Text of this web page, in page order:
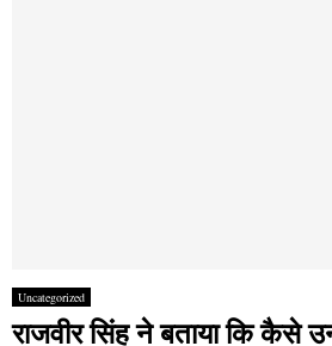
Uncategorized
राजवीर सिंह ने बताया कि कैसे